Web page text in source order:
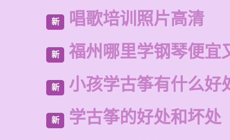
新 唱歌培训照片高清
新 福州哪里学钢琴便宜
新 小孩学古筝有什么好
新 学古筝的好处和坏处